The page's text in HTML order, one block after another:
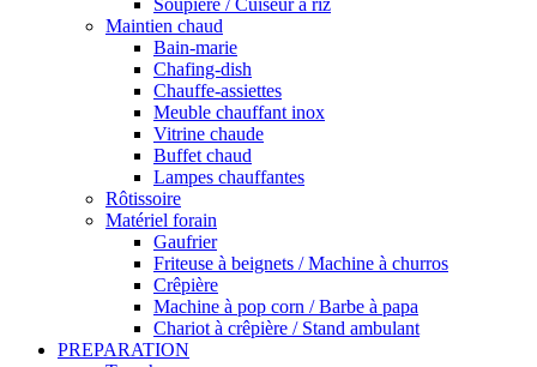
Soupière / Cuiseur à riz
Maintien chaud
Bain-marie
Chafing-dish
Chauffe-assiettes
Meuble chauffant inox
Vitrine chaude
Buffet chaud
Lampes chauffantes
Rôtissoire
Matériel forain
Gaufrier
Friteuse à beignets / Machine à churros
Crêpière
Machine à pop corn / Barbe à papa
Chariot à crêpière / Stand ambulant
PREPARATION